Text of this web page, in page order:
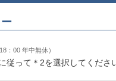
：00 年中無休）
従って＊2を選択してくださ